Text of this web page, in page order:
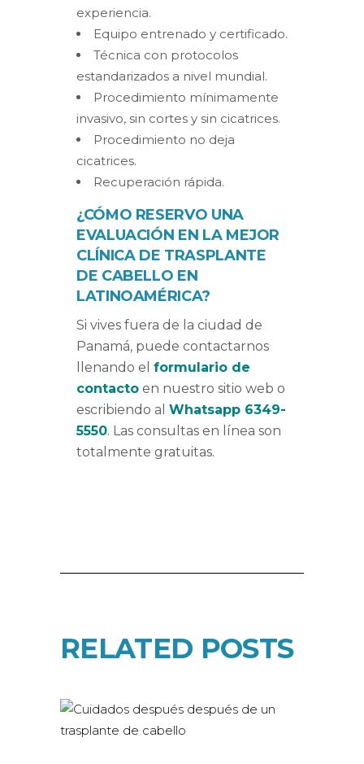
experiencia.
Equipo entrenado y certificado.
Técnica con protocolos
estandarizados a nivel mundial.
Procedimiento mínimamente
invasivo, sin cortes y sin cicatrices.
Procedimiento no deja
cicatrices.
Recuperación rápida.
¿CÓMO RESERVO UNA
EVALUACIÓN EN LA MEJOR
CLÍNICA DE TRASPLANTE
DE CABELLO EN
LATINOAMÉRICA?
Si vives fuera de la ciudad de
Panamá, puede contactarnos
llenando el formulario de
contacto en nuestro sitio web o
escribiendo al Whatsapp 6349-
5550. Las consultas en línea son
totalmente gratuitas.
RELATED POSTS